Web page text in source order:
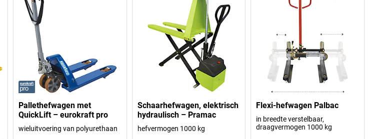
Pallethefwagen met
QuickLift – eurokraft pro
wieluitvoering van polyurethaan
Schaarhefwagen, elektrisch
hydraulisch – Pramac
hefvermogen 1000 kg
Flexi-hefwagen Palbac
in breedte verstelbaar,
draagvermogen 1000 kg